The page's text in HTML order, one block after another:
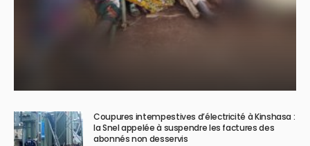
Coupures intempestives d’électricité à Kinshasa :
la Snel appelée à suspendre les factures des
abonnés non desservis